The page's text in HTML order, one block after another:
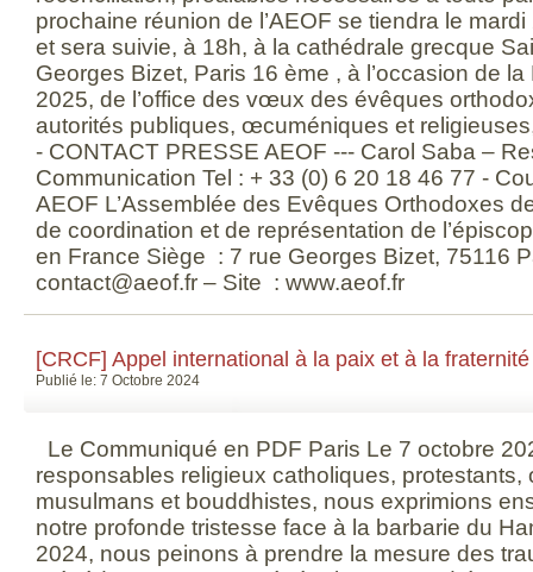
prochaine réunion de l’AEOF se tiendra le
et sera suivie, à 18h, à la cathédrale grecque
Georges Bizet, Paris 16 ème , à l’occasion de
2025, de l’office des vœux des évêques
autorités publiques, œcuméniques et
- CONTACT PRESSE AEOF --- Carol Saba –
Communication Tel : + 33 (0) 6 20 18 46 77 -
AEOF L’Assemblée des Evêques Orthodoxes
de coordination et de représentation de
en France Siège : 7 rue Georges Bizet, 75116
contact@aeof.fr – Site : www.aeof.fr
[CRCF] Appel international à la paix et à la
Publié le: 7 Octobre 2024
Le Communiqué en PDF Paris Le 7 octobre
responsables religieux catholiques, protestants,
musulmans et bouddhistes, nous exprimions
notre profonde tristesse face à la barbarie du
2024, nous peinons à prendre la mesure des